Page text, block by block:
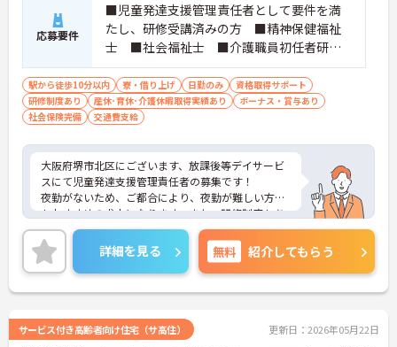
応募要件
■児童発達支援管理責任者として要件を満
たし、研修受講済みの方 ■精神保健福祉
士 ■社会福祉士 ■介護職員初任者研修
以上 ■普通自動車免許（AT限定可） ■
未経験、ブランク可
駅から徒歩10分以内 寮・借り上げ 日勤のみ
資格取得サポート
研修制度あり
産休･育休･介護休暇取得実績あり
ボーナス・賞与あり
社会保険完備
交通費支給
大阪府堺市北区にございます、放課後等デイサービ
スにて児童発達支援管理責任者の募集です！
夜勤がないため、ご都合により、夜勤が難しい方に
もおすすめの求人になります。また、研修制度もあ
り、未経験やブランクの方も安心です♪
ご興味のある方は、マイナビ介護職までお問い合わ
せください。
詳細を見る 無料 紹介してもらう
サービス付き高齢者向け住宅（サ高住） 更新日：2026年05月22日